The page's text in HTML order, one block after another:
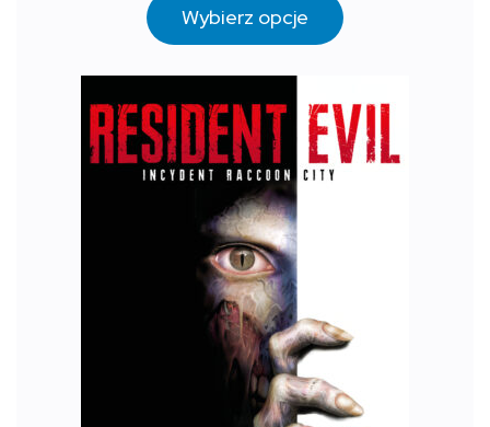
Wybierz opcje